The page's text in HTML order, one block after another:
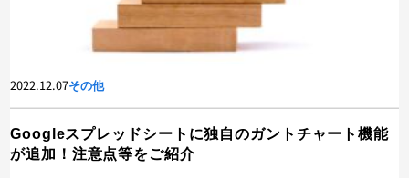
2022.12.07その他
Googleスプレッドシートに独自のガントチャート機能
が追加！注意点等をご紹介